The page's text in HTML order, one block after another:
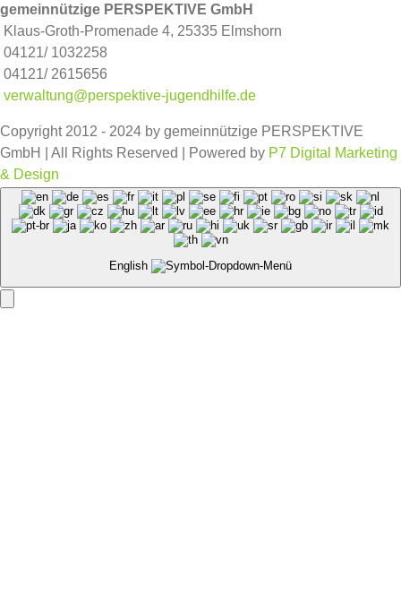
gemeinnützige PERSPEKTIVE GmbH
Klaus-Groth-Promenade 4, 25335 Elmshorn
04121/ 1032258
04121/ 2615656
verwaltung@perspektive-jugendhilfe.de
Copyright 2012 - 2024 by gemeinnützige PERSPEKTIVE
GmbH | All Rights Reserved | Powered by P7 Digital Marketing
& Design
Facebook
Instagram
English